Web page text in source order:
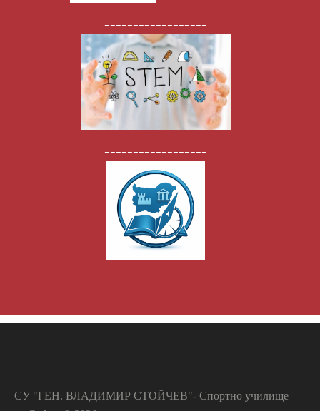
------------------
------------------
СУ "ГЕН. ВЛАДИМИР СТОЙЧЕВ"- Спортно училище